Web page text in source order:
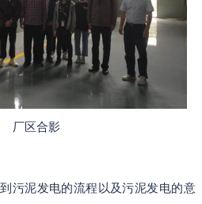
厂区合影
污泥发电的流程以及污泥发电的意